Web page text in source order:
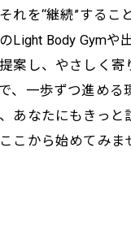
れを“継続”するこ
Light Body Gym
案し、やさしく寄
、一歩ずつ進め
あなたにもきっ
こから始めてみま